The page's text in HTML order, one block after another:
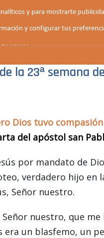
la 23ª semana
Dios tuvo
del apóstol san
por mandato de
verdadero hijo en
Señor nuestro.
Señor nuestro, que
un blasfemo, un
y para mostrarte
y configurar tus